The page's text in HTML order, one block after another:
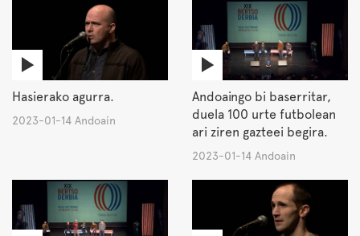
Hasierako agurra.
2023-01-14 Andoain
Andoaingo bi baserritar,
duela 100 urte futbolean
ari ziren gazteei begira.
2023-01-14 Andoain